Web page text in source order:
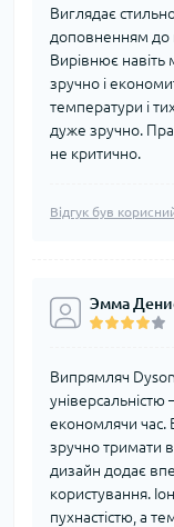
Виглядає
доповненням до
Вирівнює
зручно і
температури і
дуже зручно.
не критично.
Відгук був
Эмма
Випрямляч
універсальністю
економлячи час.
зручно тримати
дизайн додає
користування.
пухнастістю, а